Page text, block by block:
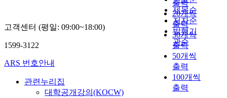
제목순
저자순
발행기
관순
출력
20개씩
출력
30개씩
출력
50개씩
출력
100개씩
출력
고객센터 (평일: 09:00~18:00)
1599-3122
ARS 번호안내
관련누리집
대학공개강의(KOCW)